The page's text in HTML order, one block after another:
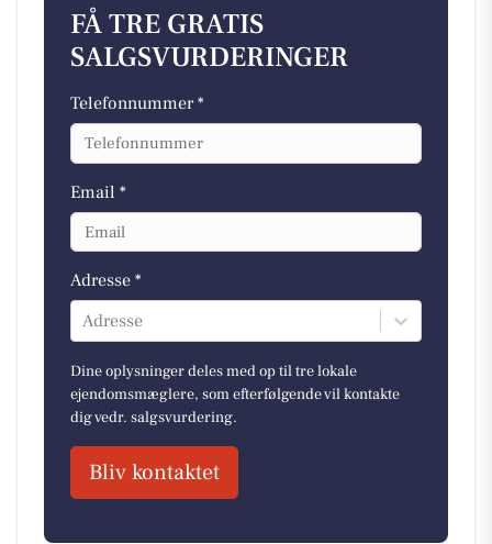
FÅ TRE GRATIS
SALGSVURDERINGER
Telefonnummer *
Email *
Adresse *
Adresse
Dine oplysninger deles med op til tre lokale
ejendomsmæglere, som efterfølgende vil kontakte
dig vedr. salgsvurdering.
Bliv kontaktet